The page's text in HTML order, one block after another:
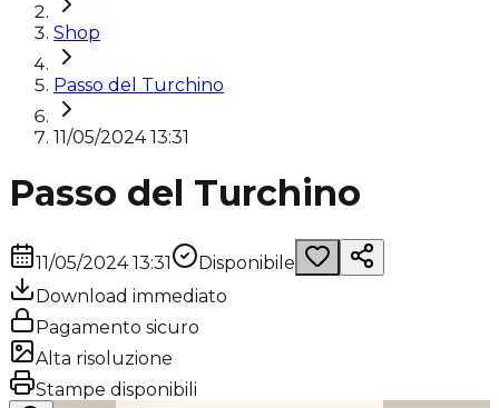
Shop
Passo del Turchino
11/05/2024 13:31
Passo del Turchino
11/05/2024 13:31
Disponibile
Download immediato
Pagamento sicuro
Alta risoluzione
Stampe disponibili